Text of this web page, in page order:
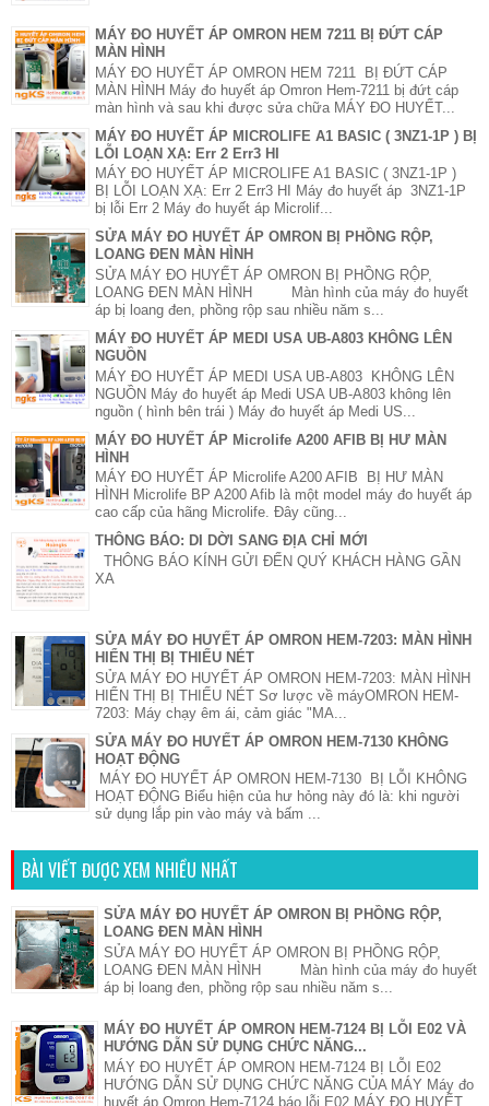
MÁY ĐO HUYẾT ÁP OMRON HEM 7211 BỊ ĐỨT CÁP
MÀN HÌNH
MÁY ĐO HUYẾT ÁP OMRON HEM 7211 BỊ ĐỨT CÁP
MÀN HÌNH Máy đo huyết áp Omron Hem-7211 bị đứt cáp
màn hình và sau khi được sửa chữa MÁY ĐO HUYẾT...
MÁY ĐO HUYẾT ÁP MICROLIFE A1 BASIC ( 3NZ1-1P ) BỊ
LỖI LOẠN XẠ: Err 2 Err3 HI
MÁY ĐO HUYẾT ÁP MICROLIFE A1 BASIC ( 3NZ1-1P )
BỊ LỖI LOẠN XẠ: Err 2 Err3 HI Máy đo huyết áp 3NZ1-1P
bị lỗi Err 2 Máy đo huyết áp Microlif...
SỬA MÁY ĐO HUYẾT ÁP OMRON BỊ PHỒNG RỘP,
LOANG ĐEN MÀN HÌNH
SỬA MÁY ĐO HUYẾT ÁP OMRON BỊ PHỒNG RỘP,
LOANG ĐEN MÀN HÌNH Màn hình của máy đo huyết
áp bị loang đen, phồng rộp sau nhiều năm s...
MÁY ĐO HUYẾT ÁP MEDI USA UB-A803 KHÔNG LÊN
NGUỒN
MÁY ĐO HUYẾT ÁP MEDI USA UB-A803 KHÔNG LÊN
NGUỒN Máy đo huyết áp Medi USA UB-A803 không lên
nguồn ( hình bên trái ) Máy đo huyết áp Medi US...
MÁY ĐO HUYẾT ÁP Microlife A200 AFIB BỊ HƯ MÀN
HÌNH
MÁY ĐO HUYẾT ÁP Microlife A200 AFIB BỊ HƯ MÀN
HÌNH Microlife BP A200 Afib là một model máy đo huyết áp
cao cấp của hãng Microlife. Đây cũng...
THÔNG BÁO: DI DỜI SANG ĐỊA CHỈ MỚI
THÔNG BÁO KÍNH GỬI ĐẾN QUÝ KHÁCH HÀNG GẦN
XA
SỬA MÁY ĐO HUYẾT ÁP OMRON HEM-7203: MÀN HÌNH
HIỂN THỊ BỊ THIẾU NÉT
SỬA MÁY ĐO HUYẾT ÁP OMRON HEM-7203: MÀN HÌNH
HIỂN THỊ BỊ THIẾU NÉT Sơ lược về máyOMRON HEM-
7203: Máy chạy êm ái, cảm giác "MA...
SỬA MÁY ĐO HUYẾT ÁP OMRON HEM-7130 KHÔNG
HOẠT ĐỘNG
MÁY ĐO HUYẾT ÁP OMRON HEM-7130 BỊ LỖI KHÔNG
HOẠT ĐỘNG Biểu hiện của hư hỏng này đó là: khi người
sử dụng lắp pin vào máy và bấm ...
BÀI VIẾT ĐƯỢC XEM NHIỀU NHẤT
SỬA MÁY ĐO HUYẾT ÁP OMRON BỊ PHỒNG RỘP,
LOANG ĐEN MÀN HÌNH
SỬA MÁY ĐO HUYẾT ÁP OMRON BỊ PHỒNG RỘP,
LOANG ĐEN MÀN HÌNH Màn hình của máy đo huyết
áp bị loang đen, phồng rộp sau nhiều năm s...
MÁY ĐO HUYẾT ÁP OMRON HEM-7124 BỊ LỖI E02 VÀ
HƯỚNG DẪN SỬ DỤNG CHỨC NĂNG...
MÁY ĐO HUYẾT ÁP OMRON HEM-7124 BỊ LỖI E02
HƯỚNG DẪN SỬ DỤNG CHỨC NĂNG CỦA MÁY Máy đo
huyết áp Omron Hem-7124 báo lỗi E02 MÁY ĐO HUYẾT